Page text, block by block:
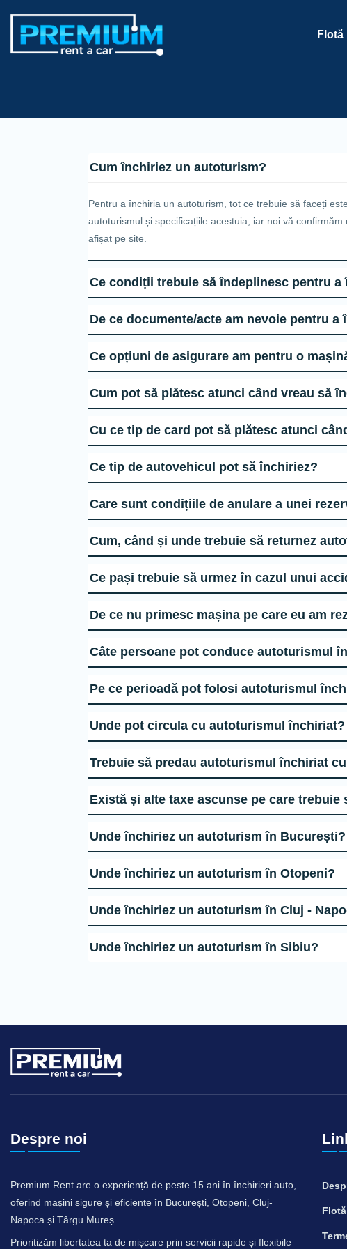
Flotă
Cum închiriez un autoturism?
Pentru a închiria un autoturism, tot ce trebuie să faceți
autoturismul și specificațiile acestuia, iar noi vă
afișat pe site.
Ce tip de autovehicul pot să închiriez?
Care sunt condițiile de
Cum, când
De ce nu
Pe ce perioadă pot folosi autoturismul
Unde pot circula cu autoturismul
Trebuie să predau autoturismul
Există și alte taxe ascunse pe care
Unde închiriez un autoturism în București?
Unde închiriez un autoturism în Otopeni?
Unde închiriez un
Unde închiriez un autoturism în Sibiu?
Despre noi
Premium Rent are o experiență de peste 15 ani în închirieri auto,
oferind mașini sigure și eficiente în București, Otopeni, Cluj-
Napoca și Târgu Mureș.
Prioritizăm libertatea ta de mișcare prin servicii rapide și flexibile
Flotă